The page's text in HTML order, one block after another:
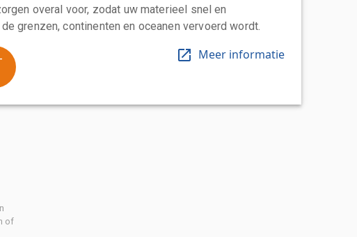
overal voor, zodat uw materieel snel en
grenzen, continenten en oceanen vervoerd wordt.
Meer informatie
of